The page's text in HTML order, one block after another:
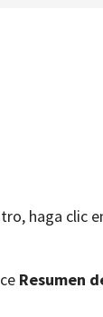
haga clic
Resumen